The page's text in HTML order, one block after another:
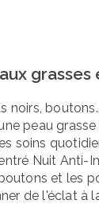
grasses
noirs,
peau
soins
Nuit Anti-
et les
de l'éclat à